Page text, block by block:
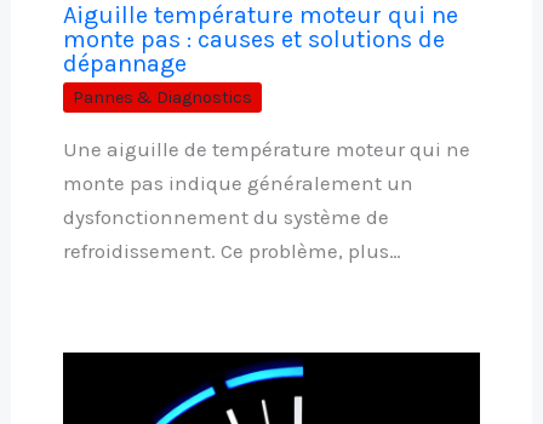
Aiguille température moteur qui ne
monte pas : causes et solutions de
dépannage
Pannes & Diagnostics
Une aiguille de température moteur qui ne
monte pas indique généralement un
dysfonctionnement du système de
refroidissement. Ce problème, plus…